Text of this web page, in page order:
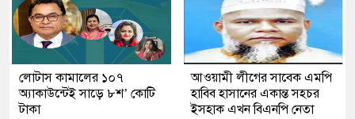
লোটাস কামালের ১০৭
অ্যাকাউন্টেই সাড়ে ৮শ’ কোটি
টাকা
আওয়ামী লীগের সাবেক এমপি
হাবিব হাসানের একান্ত সহচর
ইসহাক এখন বিএনপি নেতা